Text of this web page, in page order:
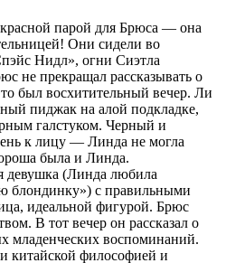
парой для Брюса — она
Они сидели во
Нидл», огни Сиэтла
не прекращал рассказывать о
был восхитительный вечер. Ли
пиджак на алой подкладке,
галстуком. Черный и
к лицу — Линда не могла
была и Линда.
девушка (Линда любила
блондинку») с правильными
идеальной фигурой. Брюс
В тот вечер он рассказал о
младенческих воспоминаний.
китайской философией и